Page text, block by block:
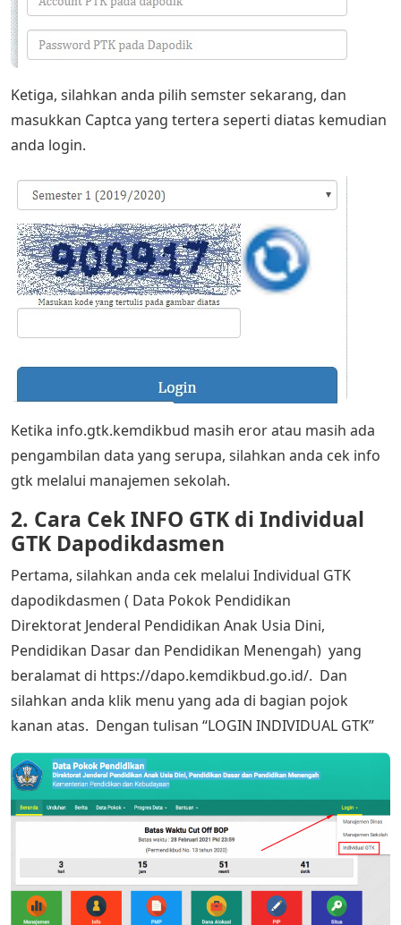
Ketiga, silahkan anda pilih semster sekarang, dan
masukkan Captca yang tertera seperti diatas kemudian
anda login.
Ketika info.gtk.kemdikbud masih eror atau masih ada
pengambilan data yang serupa, silahkan anda cek info
gtk melalui manajemen sekolah.
2. Cara Cek INFO GTK di Individual
GTK Dapodikdasmen
Pertama, silahkan anda cek melalui Individual GTK
dapodikdasmen ( Data Pokok Pendidikan
Direktorat Jenderal Pendidikan Anak Usia Dini,
Pendidikan Dasar dan Pendidikan Menengah) yang
beralamat di https://dapo.kemdikbud.go.id/. Dan
silahkan anda klik menu yang ada di bagian pojok
kanan atas. Dengan tulisan “LOGIN INDIVIDUAL GTK”